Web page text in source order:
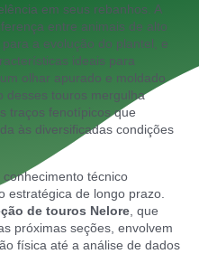
em seus rebanhos. A
entre animais de alto
a evolução do plantel, e
ideais para
olhar apurado e moldado
desses touros mergulha
traços fenotípicos que
às diversificadas condições
técnico
estratégica de longo prazo.
de touros Nelore , que
próximas seções, envolvem
física até a análise de dados